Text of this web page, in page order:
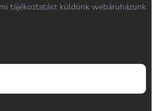
tájékoztatást küldünk webáruházunk